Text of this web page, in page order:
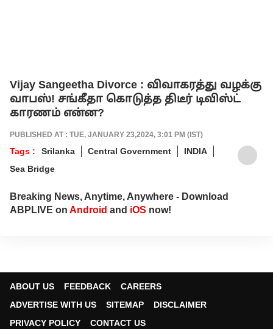
Vijay Sangeetha Divorce : விவாகரத்து வழக்கு
வாபஸ்! சங்கீதா கொடுத்த திடீர் டிவிஸ்ட்
காரணம் என்ன?
PUBLISHED AT : TUE, JANUARY 23,2024, 3:01 PM (IST)
Tags : Srilanka Central Government
INDIA
Sea Bridge
Breaking News, Anytime, Anywhere - Download
ABPLIVE on Android and iOS now!
ABOUT US FEEDBACK
CAREERS
ADVERTISE WITH US
SITEMAP
DISCLAIMER
PRIVACY POLICY
CONTACT US